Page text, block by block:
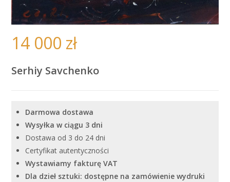
14 000 zł
Serhiy Savchenko
Darmowa dostawa
Wysyłka w ciągu 3 dni
Dostawa od 3 do 24 dni
Certyfikat autentyczności
Wystawiamy fakturę VAT
Dla dzieł sztuki: dostępne na zamówienie wydruki